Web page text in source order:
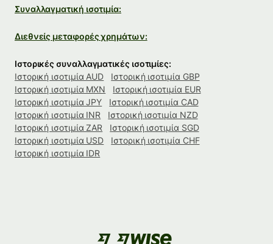
Συναλλαγματική ισοτιμία:
Διεθνείς μεταφορές χρημάτων:
Ιστορικές συναλλαγματικές ισοτιμίες:
Ιστορική ισοτιμία AUD
Ιστορική ισοτιμία GBP
Ιστορική ισοτιμία MXN
Ιστορική ισοτιμία EUR
Ιστορική ισοτιμία JPY
Ιστορική ισοτιμία CAD
Ιστορική ισοτιμία INR
Ιστορική ισοτιμία NZD
Ιστορική ισοτιμία ZAR
Ιστορική ισοτιμία SGD
Ιστορική ισοτιμία USD
Ιστορική ισοτιμία CHF
Ιστορική ισοτιμία IDR